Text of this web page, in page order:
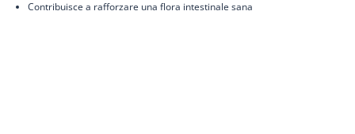
Contribuisce a rafforzare una flora intestinale sana